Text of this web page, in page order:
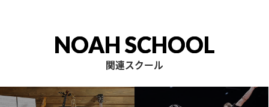
NOAH SCHOOL
関連スクール